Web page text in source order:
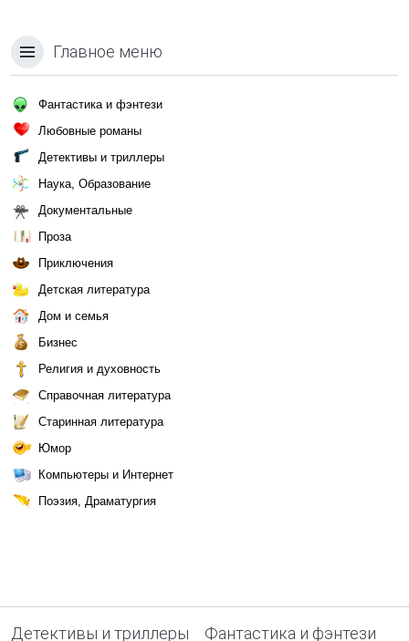
Главное меню
Фантастика и фэнтези
Любовные романы
Детективы и триллеры
Наука, Образование
Документальные
Проза
Приключения
Детская литература
Дом и семья
Бизнес
Религия и духовность
Справочная литература
Старинная литература
Юмор
Компьютеры и Интернет
Поэзия, Драматургия
Детективы и триллеры Фантастика и фэнтези